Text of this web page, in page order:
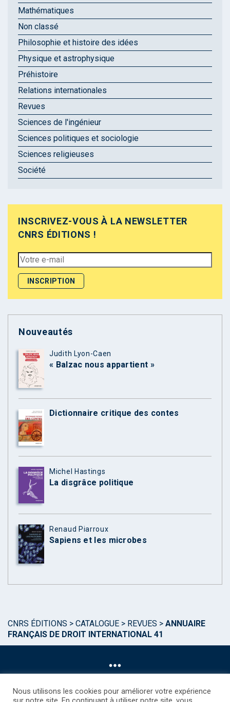
Mathématiques
Non classé
Philosophie et histoire des idées
Physique et astrophysique
Préhistoire
Relations internationales
Revues
Sciences de l'ingénieur
Sciences politiques et sociologie
Sciences religieuses
Société
INSCRIVEZ-VOUS À LA NEWSLETTER
CNRS ÉDITIONS !
Nouveautés
Judith Lyon-Caen
« Balzac nous appartient »
Dictionnaire critique des contes
Michel Hastings
La disgrâce politique
Renaud Piarroux
Sapiens et les microbes
CNRS ÉDITIONS > CATALOGUE > REVUES > ANNUAIRE
FRANÇAIS DE DROIT INTERNATIONAL 41
Nous utilisons les cookies pour améliorer votre expérience